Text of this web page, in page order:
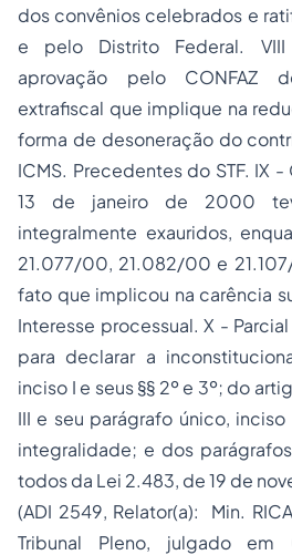
dos convênios celebrados e
e pelo Distrito Federal.
aprovação pelo CONFAZ
extrafiscal que implique na
forma de desoneração do
ICMS. Precedentes do STF. IX
13 de janeiro de 2000
integralmente exauridos,
21.077/00, 21.082/00 e
fato que implicou na carência
Interesse processual. X -
para declarar a
inciso I e seus §§ 2º e 3º; do
III e seu parágrafo único,
integralidade; e dos
todos da Lei 2.483, de 19 de
(ADI 2549, Relator(a): Min.
Tribunal Pleno, julgado em